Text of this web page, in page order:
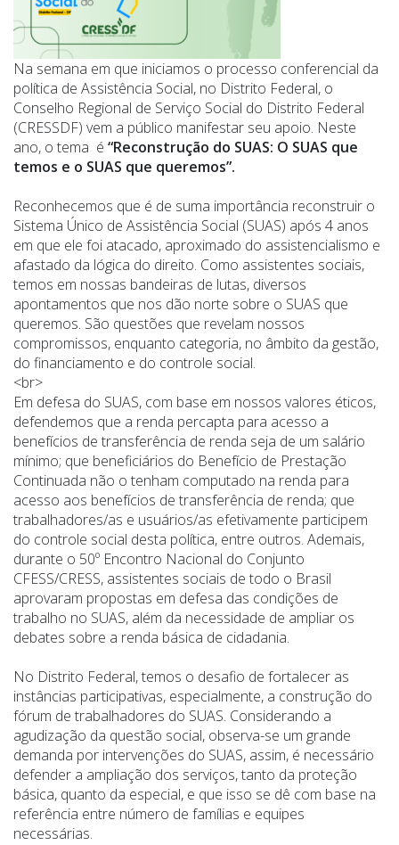
Na semana em que iniciamos o processo conferencial da
política de Assistência Social, no Distrito Federal, o
Conselho Regional de Serviço Social do Distrito Federal
(CRESSDF) vem a público manifestar seu apoio. Neste
ano, o tema é “Reconstrução do SUAS: O SUAS que
temos e o SUAS que queremos”.
Reconhecemos que é de suma importância reconstruir o
Sistema Único de Assistência Social (SUAS) após 4 anos
em que ele foi atacado, aproximado do assistencialismo e
afastado da lógica do direito. Como assistentes sociais,
temos em nossas bandeiras de lutas, diversos
apontamentos que nos dão norte sobre o SUAS que
queremos. São questões que revelam nossos
compromissos, enquanto categoria, no âmbito da gestão,
do financiamento e do controle social.
<br>
Em defesa do SUAS, com base em nossos valores éticos,
defendemos que a renda percapta para acesso a
benefícios de transferência de renda seja de um salário
mínimo; que beneficiários do Benefício de Prestação
Continuada não o tenham computado na renda para
acesso aos benefícios de transferência de renda; que
trabalhadores/as e usuários/as efetivamente participem
do controle social desta política, entre outros. Ademais,
durante o 50º Encontro Nacional do Conjunto
CFESS/CRESS, assistentes sociais de todo o Brasil
aprovaram propostas em defesa das condições de
trabalho no SUAS, além da necessidade de ampliar os
debates sobre a renda básica de cidadania.
No Distrito Federal, temos o desafio de fortalecer as
instâncias participativas, especialmente, a construção do
fórum de trabalhadores do SUAS. Considerando a
agudização da questão social, observa-se um grande
demanda por intervenções do SUAS, assim, é necessário
defender a ampliação dos serviços, tanto da proteção
básica, quanto da especial, e que isso se dê com base na
referência entre número de famílias e equipes
necessárias.